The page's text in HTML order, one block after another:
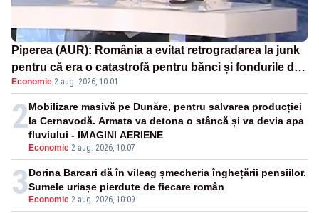
Piperea (AUR): România a evitat retrogradarea la junk
pentru că era o catastrofă pentru bănci și fondurile de
pensii
Economie·2 aug. 2026, 10:01
2
Economie-2 aug. 2026, 10:07
Mobilizare masivă pe Dunăre, pentru salvarea producției
la Cernavodă. Armata va detona o stâncă și va devia apa
fluviului - IMAGINI AERIENE
3 Economie-2 aug. 2026, 10:09
Dorina Barcari dă în vileag șmecheria înghețării pensiilor.
Sumele uriașe pierdute de fiecare român